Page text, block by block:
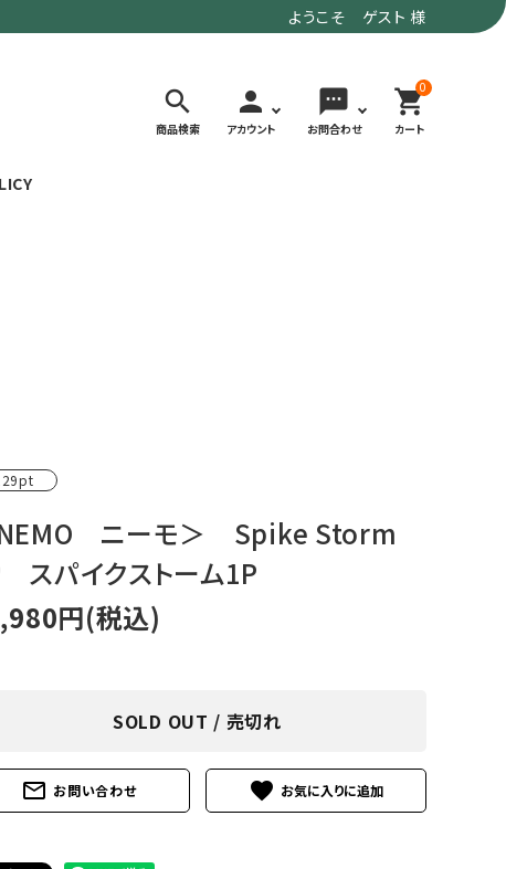
ようこそ ゲスト 様
search
商品検索
person
アカウント
sms
お問合わせ
0
shopping_cart
カート
グ
ア・
ギ
リバースポーツ
ニーモ＞ Spike Storm
スパイクストーム1P
円(税込)
SOLD OUT / 売切れ
mail_outline お問い合わせ favorite